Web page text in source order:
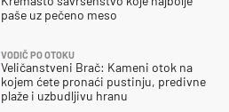
paše uz pečeno meso
VODIČ PO OTOKU
Veličanstveni Brač: Kameni otok na
kojem ćete pronaći pustinju, predivne
plaže i uzbudljivu hranu